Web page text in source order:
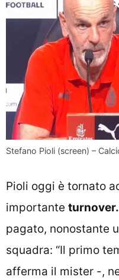
Stefano Pioli (screen) –
Pioli oggi è tornato
importante turnover.
pagato, nonostante
squadra: “Il primo
afferma il mister -,